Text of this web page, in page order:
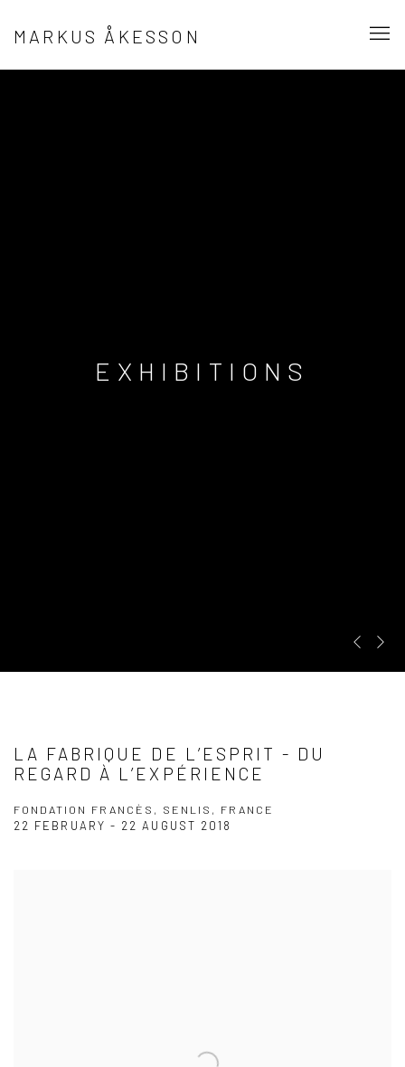
MARKUS ÅKESSON
EXHIBITIONS
LA FABRIQUE DE L’ESPRIT - DU
REGARD À L’EXPÉRIENCE
FONDATION FRANCÈS, SENLIS, FRANCE
22 FEBRUARY - 22 AUGUST 2018